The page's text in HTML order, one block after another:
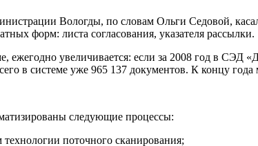
Вологды, по словам Ольги Седовой,
форм: листа согласования, указателя рассылки.
ежегодно увеличивается: если за 2008 год в СЭД
в системе уже 965 137 документов. К концу
следующие процессы:
поточного сканирования;